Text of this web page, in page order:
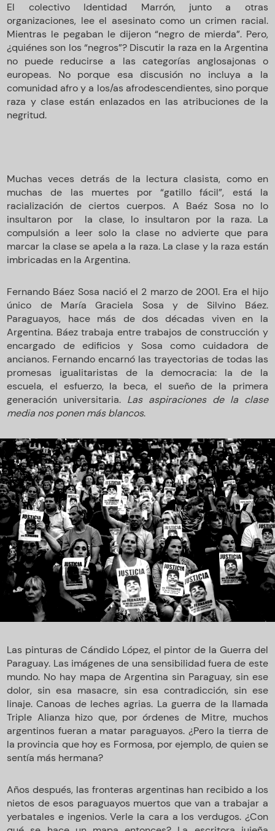
El colectivo Identidad Marrón, junto a otras
organizaciones, lee el asesinato como un crimen racial.
Mientras le pegaban le dijeron “negro de mierda”. Pero,
¿quiénes son los “negros”? Discutir la raza en la Argentina
no puede reducirse a las categorías anglosajonas o
europeas. No porque esa discusión no incluya a la
comunidad afro y a los/as afrodescendientes, sino porque
raza y clase están enlazados en las atribuciones de la
negritud.
Muchas veces detrás de la lectura clasista, como en
muchas de las muertes por “gatillo fácil”, está la
racialización de ciertos cuerpos. A Baéz Sosa no lo
insultaron por la clase, lo insultaron por la raza. La
compulsión a leer solo la clase no advierte que para
marcar la clase se apela a la raza. La clase y la raza están
imbricadas en la Argentina.
Fernando Báez Sosa nació el 2 marzo de 2001. Era el hijo
único de María Graciela Sosa y de Silvino Báez.
Paraguayos, hace más de dos décadas viven en la
Argentina. Báez trabaja entre trabajos de construcción y
encargado de edificios y Sosa como cuidadora de
ancianos. Fernando encarnó las trayectorias de todas las
promesas igualitaristas de la democracia: la de la
escuela, el esfuerzo, la beca, el sueño de la primera
generación universitaria. Las aspiraciones de la clase
media nos ponen más blancos.
Las pinturas de Cándido López, el pintor de la Guerra del
Paraguay. Las imágenes de una sensibilidad fuera de este
mundo. No hay mapa de Argentina sin Paraguay, sin ese
dolor, sin esa masacre, sin esa contradicción, sin ese
linaje. Canoas de leches agrias. La guerra de la llamada
Triple Alianza hizo que, por órdenes de Mitre, muchos
argentinos fueran a matar paraguayos. ¿Pero la tierra de
la provincia que hoy es Formosa, por ejemplo, de quien se
sentía más hermana?
Años después, las fronteras argentinas han recibido a los
nietos de esos paraguayos muertos que van a trabajar a
yerbatales e ingenios. Verle la cara a los verdugos. ¿Con